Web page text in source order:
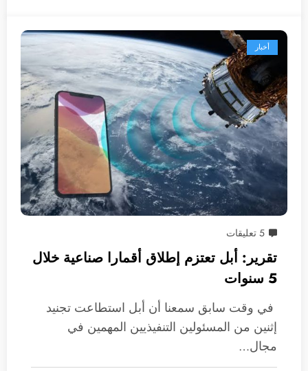
أخبار
5 تعليقات
تقرير: أبل تعتزم إطلاق أقمارا صناعية خلال
5 سنوات
في وقت سابق سمعنا أن أبل استطاعت تجنيد
إثنين من المسئولين التنفيذيين المهمين في
مجال…